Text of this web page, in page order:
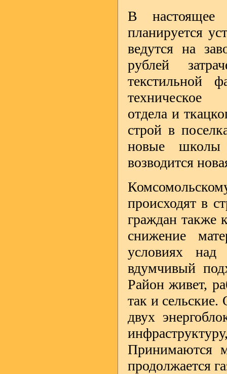
В настоящее
планируется
ведутся на
рублей
текстильной
техническое
отдела и
строй в
новые школы
возводится
происходят в
граждан также
снижение
условиях над
вдумчивый
Район живет,
так и сельские.
двух
Принимаются
продолжается